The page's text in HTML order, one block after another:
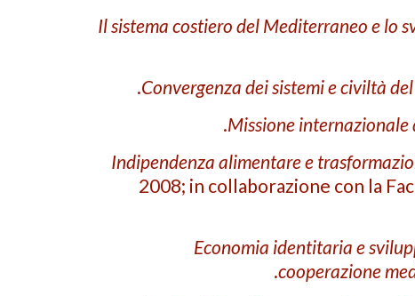
Il sistema costiero del Mediterraneo e lo
Convergenza dei sistemi e civiltà
Missione internazionale
Indipendenza alimentare e
2008; in collaborazione con la
Economia identitaria e
cooperazione